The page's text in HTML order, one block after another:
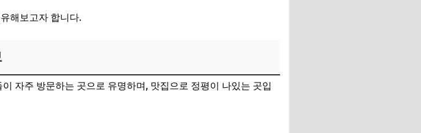
해보고자 합니다.
자주 방문하는 곳으로 유명하며, 맛집으로 정평이 나있는 곳입